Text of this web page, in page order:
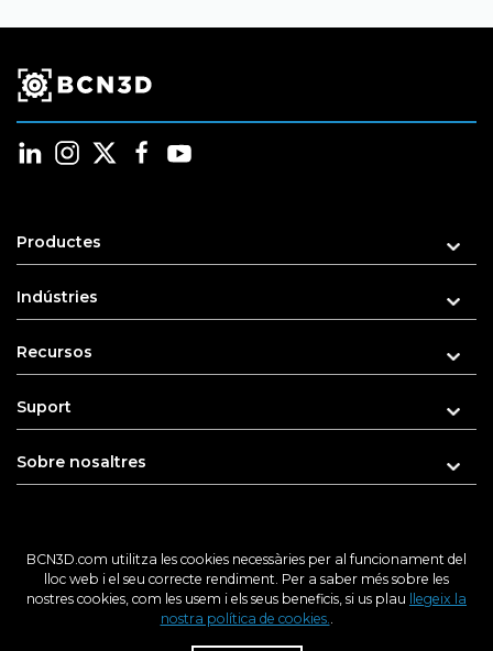
Productes
Indústries
Recursos
Suport
Sobre nosaltres
Introdueix el teu e-mail per rebre novetats
BCN3D.com utilitza les cookies necessàries per al funcionament del
lloc web i el seu correcte rendiment. Per a saber més sobre les
nostres cookies, com les usem i els seus beneficis, si us plau
llegeix la
nostra política de cookies..